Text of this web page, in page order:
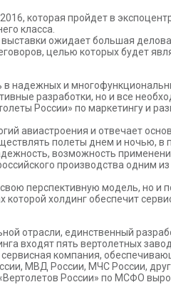
которая пройдет в
класса.
ожидает большая
целью которых будет
надежных и
разработки, но и все
России» по маркетингу и
авиастроения и отвечает
полеты днем и ночью, в
возможность
производства одним
перспективную модель, но и
холдинг обеспечит
отрасли, единственный
входят пять вертолетных
компания,
МВД России, МЧС России,
России» по МСФО